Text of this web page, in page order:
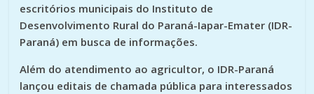
escritórios municipais do Instituto de
Desenvolvimento Rural do Paraná-Iapar-Emater (IDR-
Paraná) em busca de informações.
Além do atendimento ao agricultor, o IDR-Paraná
lançou editais de chamada pública para interessados